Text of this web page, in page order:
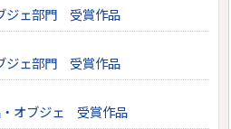
ジェ部門 受賞作品
ジェ部門 受賞作品
オブジェ 受賞作品